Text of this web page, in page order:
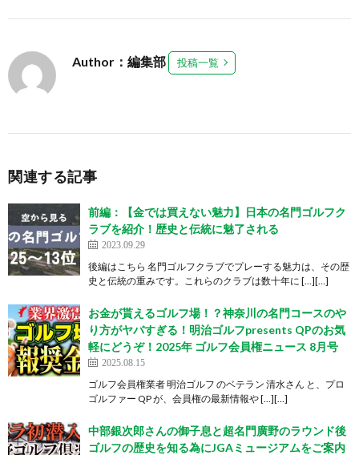
Author：編集部 投稿一覧
関連する記事
前編：【金では買えない魅力】日本の名門ゴルフク
ラブを紹介！歴史と伝統に魅了される
2023.09.29
後編はこちら 名門ゴルフクラブでプレーする魅力は、その歴
史と伝統の重みです。これらのクラブは数十年に […][…]
お金が貰えるゴルフ場！？神奈川の名門コースのや
り方がヤバすぎる！明治ゴルフpresents QPのお気
軽にどうぞ！2025年 ゴルフ会員権ニュース 8月号
2025.08.15
ゴルフ会員権業者 明治ゴルフ のベテラン 清水さん と、プロ
ゴルファー QP が、会員権の最新情報や […][…]
中部銀次郎さんの御子息と超名門廣野のラウンド後
ゴルフの歴史を知る為にJGAミュージアムをご案内